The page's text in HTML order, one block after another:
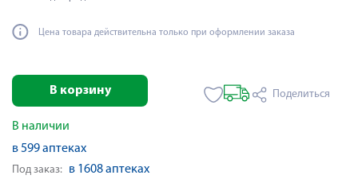
Цена товара действительна только при оформлении заказа
В корзину Поделиться
В наличии
в 599 аптеках
Под заказ: в 1608 аптеках